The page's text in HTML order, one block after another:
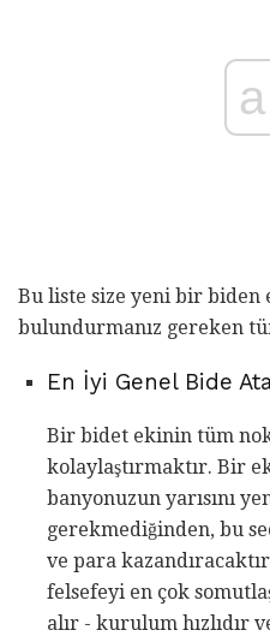
Bu liste size yeni bir biden
bulundurmanız gereken
En İyi Genel Bide
Bir bidet ekinin tüm
kolaylaştırmaktır. Bir
banyonuzun yarısını
gerekmediğinden, bu
ve para
felsefeyi en çok
alır - kurulum hızlıdır